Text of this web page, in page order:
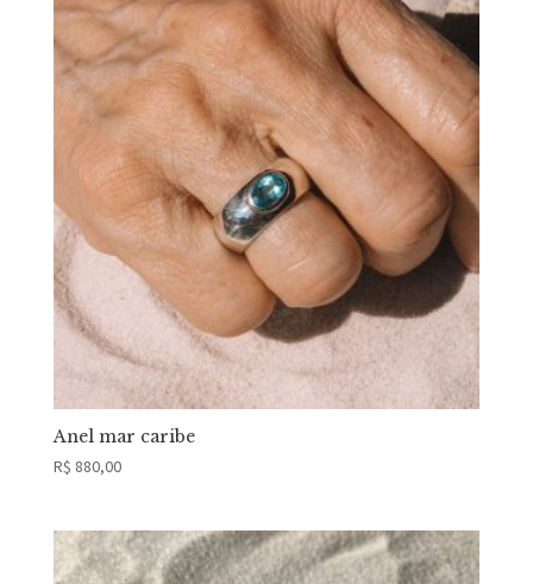
Anel mar caribe
R$ 880,00